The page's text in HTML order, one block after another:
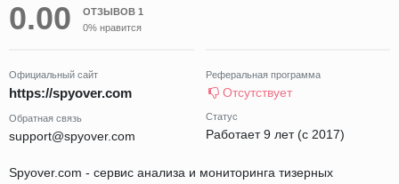
0.00
ОТЗЫВОВ 1
0% нравится
Официальный сайт
https://spyover.com
Обратная связь
support@spyover.com
Реферальная программа
Отсутствует
Статус
Работает 9 лет (с 2017)
Spyover.com - сервис анализа и мониторинга тизерных